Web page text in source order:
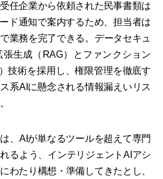
任企業から依頼された民事書類は
ド通知で案内するため、担当者は
業務を完了できる。データセキュ
張生成（RAG）とファンクション
技術を採用し、権限管理を徹底す
系AIに懸念される情報漏えいリス
、AIが単なるツールを超えて専門
るよう、インテリジェントAIアシ
わたり構想・準備してきたとし、